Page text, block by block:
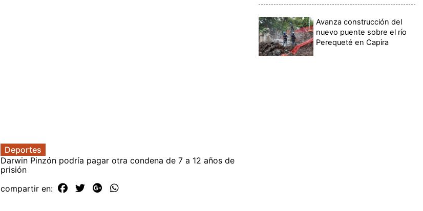
Deportes
Darwin Pinzón podría pagar otra condena de 7 a 12 años de
prisión
compartir en:
Avanza construcción del
nuevo puente sobre el río
Perequeté en Capira